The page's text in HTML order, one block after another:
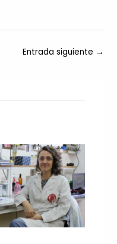
Entrada siguiente →